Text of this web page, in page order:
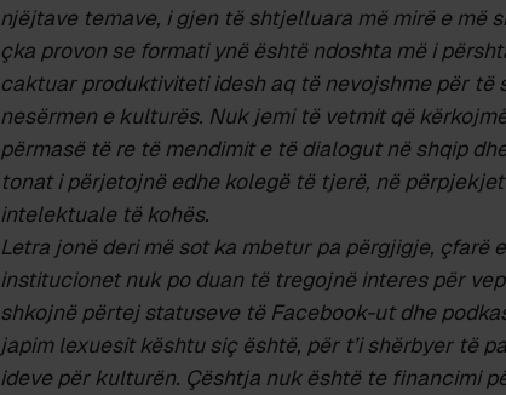
njëjtave temave, i gjen të shtjelluara më mirë e më
çka provon se formati ynë është ndoshta më i
caktuar produktiviteti idesh aq të nevojshme për të
nesërmen e kulturës. Nuk jemi të vetmit që
përmasë të re të mendimit e të dialogut në shqip
tonat i përjetojnë edhe kolegë të tjerë, në
intelektuale të kohës.
Letra jonë deri më sot ka mbetur pa përgjigje, çfarë
institucionet nuk po duan të tregojnë interes për
shkojnë përtej statuseve të Facebook-ut dhe
japim lexuesit kështu siç është, për t’i shërbyer të
ideve për kulturën. Çështja nuk është te financimi